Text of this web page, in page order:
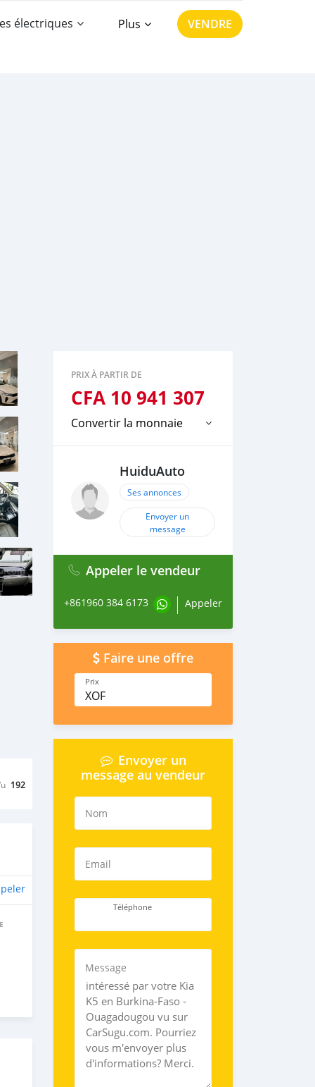
électriques Plus VENDRE
192
PRIX À PARTIR DE
CFA 10 941 307
Convertir la monnaie
HuiduAuto
Ses annonces
Envoyer un
message
Appeler le vendeur
+861960 384 6173 Appeler
Faire une offre
Prix
XOF
Envoyer un
message au vendeur
Nom
Email
Téléphone
Message